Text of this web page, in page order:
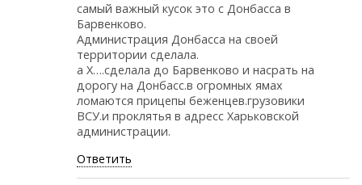
самый важный кусок это с Донбасса в
Барвенково.
Администрация Донбасса на своей
территории сделала.
а Х….сделала до Барвенково и насрать на
дорогу на Донбасс.в огромных ямах
ломаются прицепы беженцев.грузовики
ВСУ.и проклятья в адресс Харьковской
администрации.
Ответить